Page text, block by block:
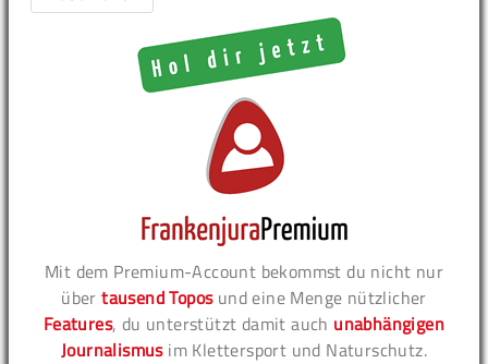
Mit dem Premium-Account bekommst du nicht nur
übertausend Toposund eine Menge nützlicher
Features, du unterstützt damit auch unabhängigen
Journalismusim Klettersport und Naturschutz.